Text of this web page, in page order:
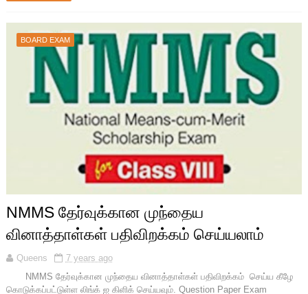
BOARD EXAM
NMMS தேர்வுக்கான முந்தைய
வினாத்தாள்கள் பதிவிறக்கம் செய்யலாம்
Queens
7 years ago
NMMS தேர்வுக்கான முந்தைய வினாத்தாள்கள் பதிவிறக்கம் செய்ய கீழே
கொடுக்கப்பட்டுள்ள லிங்க் ஐ கிளிக் செய்யவும். Question Paper Exam